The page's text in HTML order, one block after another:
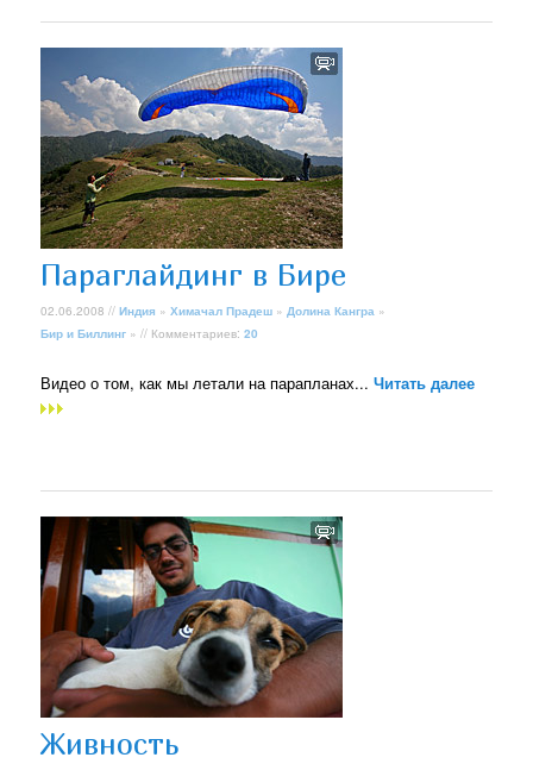
Параглайдинг в Бире
02.06.2008 //Индия »Химачал Прадеш »Долина Кангра »
Бир и Биллинг » // Комментариев:20
Видео о том, как мы летали на парапланах...Читать далее
Живность